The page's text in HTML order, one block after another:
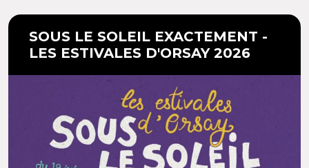
SOUS LE SOLEIL EXACTEMENT -
LES ESTIVALES D'ORSAY 2026